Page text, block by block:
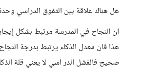
هل هناك علاقة بين التفوق الدراسي
ان النجاح في المدرسة مرتبط بشكل
هذا فان معدل الذكاء يرتبط بدرجة
صحيح فالفشل الدر اسي لا يعني قلة